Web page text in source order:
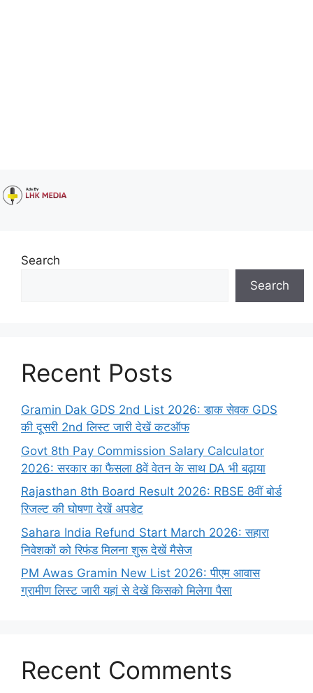
Search
Search
Recent Posts
Gramin Dak GDS 2nd List 2026: डाक सेवक GDS
की दूसरी 2nd लिस्ट जारी देखें कटऑफ
Govt 8th Pay Commission Salary Calculator
2026: सरकार का फैसला 8वें वेतन के साथ DA भी बढ़ाया
Rajasthan 8th Board Result 2026: RBSE 8वीं बोर्ड
रिजल्ट की घोषणा देखें अपडेट
Sahara India Refund Start March 2026: सहारा
निवेशकों को रिफंड मिलना शुरू देखें मैसेज
PM Awas Gramin New List 2026: पीएम आवास
ग्रामीण लिस्ट जारी यहां से देखें किसको मिलेगा पैसा
Recent Comments